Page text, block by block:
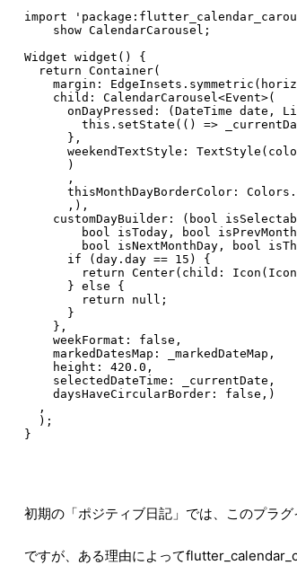
import
    show CalendarCarousel;
Widget widget() {
  return Container(
margin:
    child: CalendarCarousel<Event>(
onDayPressed: (DateTime date,
this.setState(() =>
      },
weekendTextStyle:
      )
      ,
thisMonthDayBorderColor:
      ,),
customDayBuilder: (bool
bool isToday, bool
bool isNextMonthDay, bool
      if (day.day == 15) {
return Center(child:
      } else {
        return null;
      }
    },
    weekFormat: false,
    markedDatesMap: _markedDateMap,
    height: 420.0,
    selectedDateTime: _currentDate,
    daysHaveCircularBorder: false,)
  ,
  );
初期の「ポジティブ日記」では、このプラ
ですが、ある理由によって